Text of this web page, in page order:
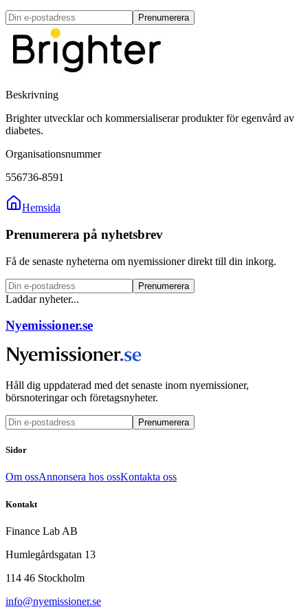
Prenumerera
Beskrivning
Brighter utvecklar och kommersialiserar produkter för egenvård av
diabetes.
Organisationsnummer
556736-8591
Hemsida
Prenumerera på nyhetsbrev
Få de senaste nyheterna om nyemissioner direkt till din inkorg.
Prenumerera
Laddar nyheter...
Nyemissioner.se
Håll dig uppdaterad med det senaste inom nyemissioner,
börsnoteringar och företagsnyheter.
Prenumerera
Sidor
Om ossAnnonsera hos ossKontakta oss
Kontakt
Finance Lab AB
Humlegårdsgatan 13
114 46 Stockholm
info@nyemissioner.se